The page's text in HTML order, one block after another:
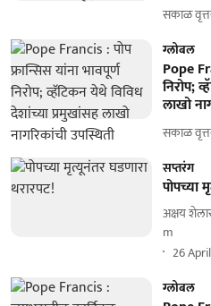
सकाळ
ग्लोबल
Pope
निरोप;
लाखो
सकाळ
सप्तरंग
पोपच्या
अक्षय
m
26
ग्लोबल